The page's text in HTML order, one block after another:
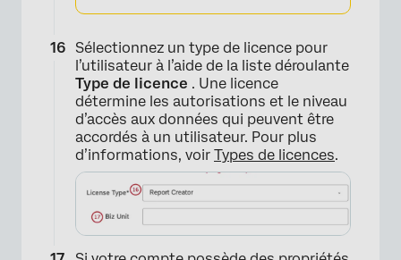
Sélectionnez un type de licence pour
l’utilisateur à l’aide de la liste déroulante
Type de licence . Une licence
détermine les autorisations et le niveau
d’accès aux données qui peuvent être
accordés à un utilisateur. Pour plus
d’informations, voir Types de licences.